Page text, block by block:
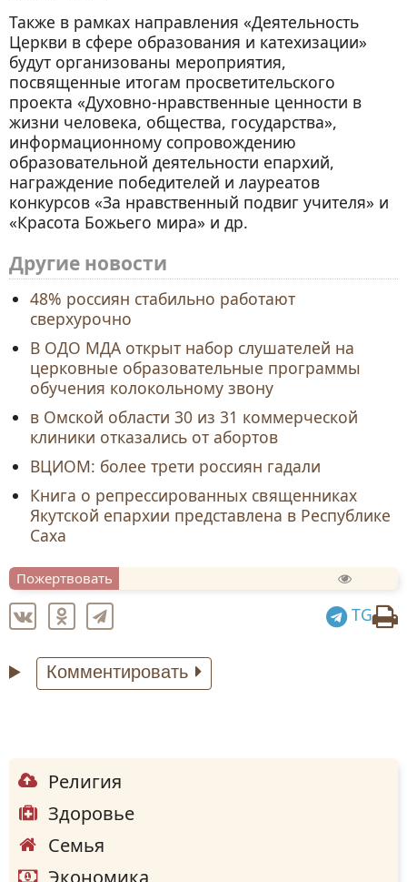
Также в рамках направления «Деятельность
Церкви в сфере образования и катехизации»
будут организованы мероприятия,
посвященные итогам просветительского
проекта «Духовно-нравственные ценности в
жизни человека, общества, государства»,
информационному сопровождению
образовательной деятельности епархий,
награждение победителей и лауреатов
конкурсов «За нравственный подвиг учителя» и
«Красота Божьего мира» и др.
Другие новости
48% россиян стабильно работают
сверхурочно
В ОДО МДА открыт набор слушателей на
церковные образовательные программы
обучения колокольному звону
в Омской области 30 из 31 коммерческой
клиники отказались от абортов
ВЦИОМ: более трети россиян гадали
Книга о репрессированных священниках
Якутской епархии представлена в Республике
Саха
Пожертвовать
TG
Комментировать
Религия
Здоровье
Семья